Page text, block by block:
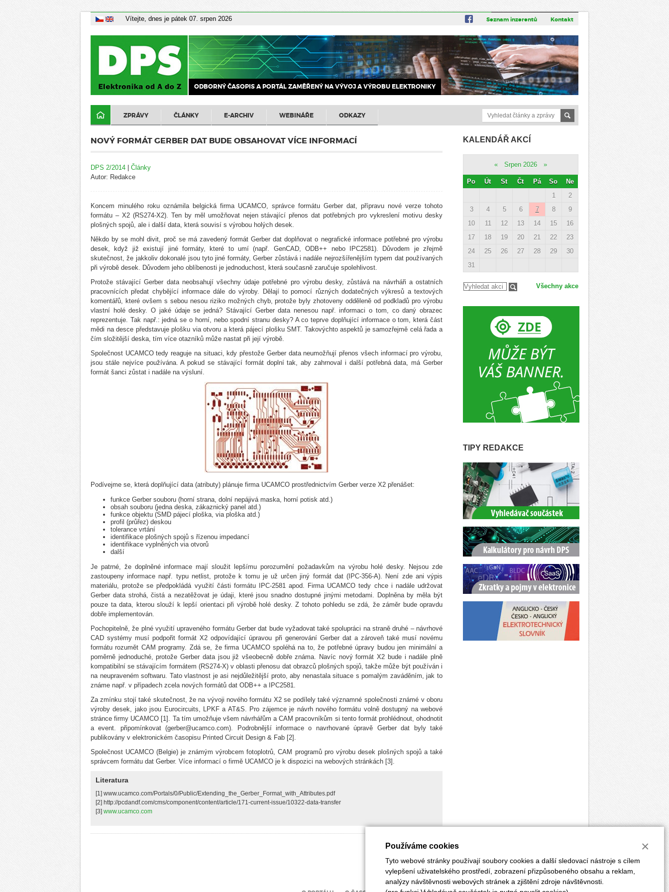
Vítejte, dnes je pátek 07. srpen 2026 Seznam inzerentů Kontakt
ODBORNÝ ČASOPIS A PORTÁL ZAMĚŘENÝ NA VÝVOJ A VÝROBU ELEKTRONIKY
ZPRÁVY ČLÁNKY E-ARCHIV WEBINÁŘE ODKAZY
NOVÝ FORMÁT GERBER DAT BUDE OBSAHOVAT VÍCE INFORMACÍ
DPS 2/2014 | Články
Autor: Redakce
Koncem minulého roku oznámila belgická firma UCAMCO, správce formátu Gerber dat, přípravu nové verze tohoto
formátu – X2 (RS274-X2). Ten by měl umožňovat nejen stávající přenos dat potřebných pro vykreslení motivu desky
plošných spojů, ale i další data, která souvisí s výrobou holých desek.
Někdo by se mohl divit, proč se má zavedený formát Gerber dat doplňovat o negrafické informace potřebné pro výrobu
desek, když již existují jiné formáty, které to umí (např. GenCAD, ODB++ nebo IPC2581). Důvodem je zřejmě
skutečnost, že jakkoliv dokonalé jsou tyto jiné formáty, Gerber zůstává i nadále nejrozšířenějším typem dat používaných
při výrobě desek. Důvodem jeho oblíbenosti je jednoduchost, která současně zaručuje spolehlivost.
Protože stávající Gerber data neobsahují všechny údaje potřebné pro výrobu desky, zůstává na návrháři a ostatních
pracovnících předat chybějící informace dále do výroby. Dělají to pomocí různých dodatečných výkresů a textových
komentářů, které ovšem s sebou nesou riziko možných chyb, protože byly zhotoveny odděleně od podkladů pro výrobu
vlastní holé desky. O jaké údaje se jedná? Stávající Gerber data nenesou např. informaci o tom, co daný obrazec
reprezentuje. Tak např.: jedná se o horní, nebo spodní stranu desky? A co teprve doplňující informace o tom, která část
mědi na desce představuje plošku via otvoru a která pájecí plošku SMT. Takovýchto aspektů je samozřejmě celá řada a
čím složitější deska, tím více otazníků může nastat při její výrobě.
Společnost UCAMCO tedy reaguje na situaci, kdy přestože Gerber data neumožňují přenos všech informací pro výrobu,
jsou stále nejvíce používána. A pokud se stávající formát doplní tak, aby zahrnoval i další potřebná data, má Gerber
formát šanci zůstat i nadále na výsluní.
Podívejme se, která doplňující data (atributy) plánuje firma UCAMCO prostřednictvím Gerber verze X2 přenášet:
funkce Gerber souboru (horní strana, dolní nepájivá maska, horní potisk atd.)
obsah souboru (jedna deska, zákaznický panel atd.)
funkce objektu (SMD pájecí ploška, via ploška atd.)
profil (průřez) deskou
tolerance vrtání
identifikace plošných spojů s řízenou impedancí
identifikace vyplněných via otvorů
další
Je patrné, že doplněné informace mají sloužit lepšímu porozumění požadavkům na výrobu holé desky. Nejsou zde
zastoupeny informace např. typu netlist, protože k tomu je už určen jiný formát dat (IPC-356-A). Není zde ani výpis
materiálu, protože se předpokládá využití části formátu IPC-2581 apod. Firma UCAMCO tedy chce i nadále udržovat
Gerber data strohá, čistá a nezatěžovat je údaji, které jsou snadno dostupné jinými metodami. Doplněna by měla být
pouze ta data, kterou slouží k lepší orientaci při výrobě holé desky. Z tohoto pohledu se zdá, že záměr bude opravdu
dobře implementován.
Pochopitelně, že plné využití upraveného formátu Gerber dat bude vyžadovat také spolupráci na straně druhé – návrhové
CAD systémy musí podpořit formát X2 odpovídající úpravou při generování Gerber dat a zároveň také musí novému
formátu rozumět CAM programy. Zdá se, že firma UCAMCO spoléhá na to, že potřebné úpravy budou jen minimální a
poměrně jednoduché, protože Gerber data jsou již všeobecně dobře známa. Navíc nový formát X2 bude i nadále plně
kompatibilní se stávajícím formátem (RS274-X) v oblasti přenosu dat obrazců plošných spojů, takže může být používán i
na neupraveném softwaru. Tato vlastnost je asi nejdůležitější proto, aby nenastala situace s pomalým zaváděním, jak to
známe např. v případech zcela nových formátů dat ODB++ a IPC2581.
Za zmínku stojí také skutečnost, že na vývoji nového formátu X2 se podílely také významné společnosti známé v oboru
výroby desek, jako jsou Eurocircuits, LPKF a AT&S. Pro zájemce je návrh nového formátu volně dostupný na webové
stránce firmy UCAMCO [1]. Ta tím umožňuje všem návrhářům a CAM pracovníkům si tento formát prohlédnout, ohodnotit
a event. připomínkovat (gerber@ucamco.com). Podrobnější informace o navrhované úpravě Gerber dat byly také
publikovány v elektronickém časopisu Printed Circuit Design & Fab [2].
Společnost UCAMCO (Belgie) je známým výrobcem fotoplotrů, CAM programů pro výrobu desek plošných spojů a také
správcem formátu dat Gerber. Více informací o firmě UCAMCO je k dispozici na webových stránkách [3].
Literatura
[1] www.ucamco.com/Portals/0/Public/Extending_the_Gerber_Format_with_Attributes.pdf
[2] http://pcdandf.com/cms/component/content/article/171-current-issue/10322-data-transfer
[3] www.ucamco.com
KALENDÁŘ AKCÍ
« Srpen 2026 »
Po Út St Čt Pá So
Ne
1
2
3
4 5 6 7 8
9
10
11 12 13 14 15
16
17
18 19 20 21 22
23
24
25 26 27 28 29
30
31
Všechny akce
TIPY REDAKCE
Používáme cookies
Tyto webové stránky používají soubory cookies a další sledovací nástroje s cílem
vylepšení uživatelského prostředí, zobrazení přizpůsobeného obsahu a reklam,
analýzy návštěvnosti webových stránek a zjištění zdroje návštěvnosti.
×